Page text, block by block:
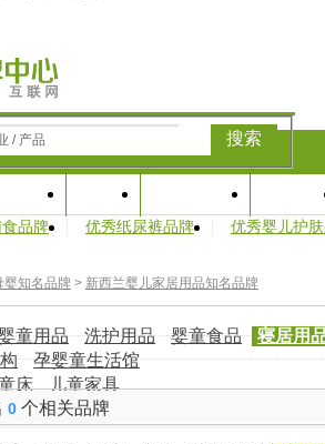
/ 产品 搜索
品牌 优秀纸尿裤品牌 优秀婴儿护
婴知名品牌 > 新西兰婴儿家居用品知名品牌
童用品 洗护用品 婴童食品 寝居用
孕婴童生活馆
床
儿童家具
0 个相关品牌